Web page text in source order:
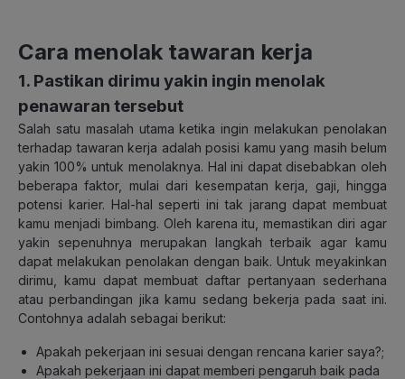
Cara menolak tawaran kerja
1. Pastikan dirimu yakin ingin menolak
penawaran tersebut
Salah satu masalah utama ketika ingin melakukan penolakan
terhadap tawaran kerja adalah posisi kamu yang masih belum
yakin 100% untuk menolaknya. Hal ini dapat disebabkan oleh
beberapa faktor, mulai dari kesempatan kerja, gaji, hingga
potensi karier. Hal-hal seperti ini tak jarang dapat membuat
kamu menjadi bimbang. Oleh karena itu, memastikan diri agar
yakin sepenuhnya merupakan langkah terbaik agar kamu
dapat melakukan penolakan dengan baik. Untuk meyakinkan
dirimu, kamu dapat membuat daftar pertanyaan sederhana
atau perbandingan jika kamu sedang bekerja pada saat ini.
Contohnya adalah sebagai berikut:
Apakah pekerjaan ini sesuai dengan rencana karier saya?;
Apakah pekerjaan ini dapat memberi pengaruh baik pada